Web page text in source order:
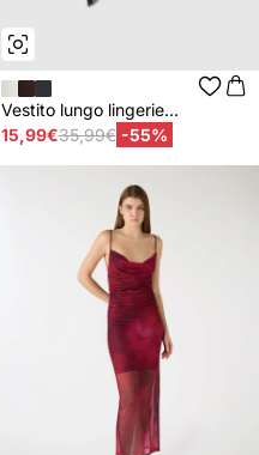
Vestito lungo lingerie...
15,99€35,99€ -55%